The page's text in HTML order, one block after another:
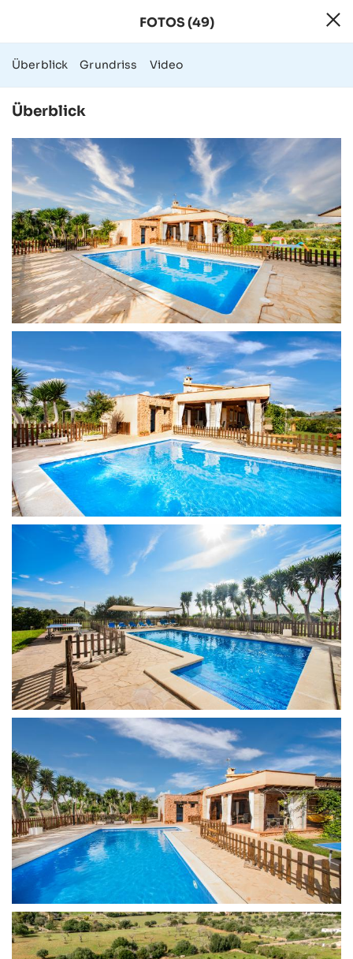
49 Fotos -
FOTOS (49)
Überblick Grundriss Video
Überblick